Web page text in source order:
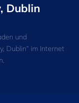
Dublin
und
Dublin“ im Internet